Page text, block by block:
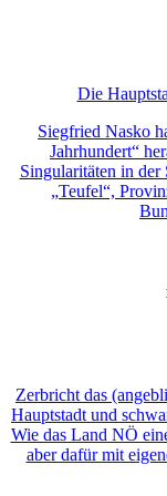
Die
Siegfried Nasko
Jahrhundert“
Singularitäten in der
„Teufel“,
Zerbricht das
Hauptstadt und
Wie das Land NÖ
aber dafür mit